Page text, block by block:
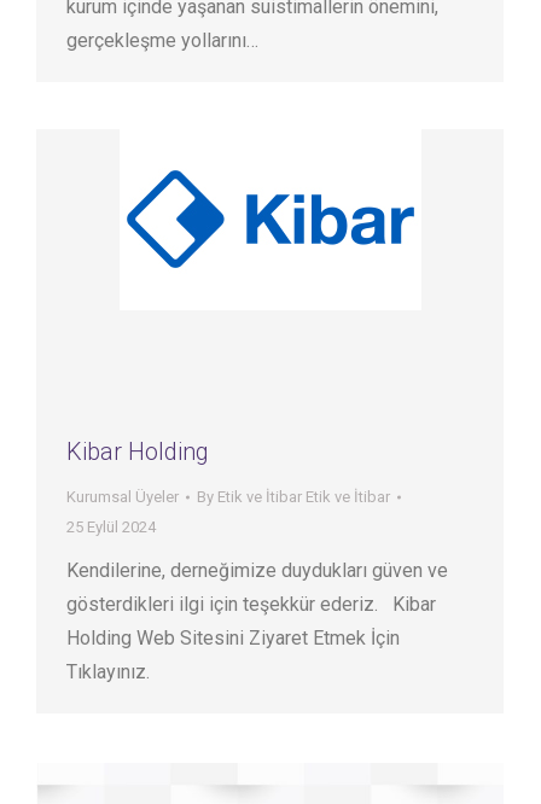
kurum içinde yaşanan suistimallerin önemini,
gerçekleşme yollarını…
Kibar Holding
Kurumsal Üyeler By Etik ve İtibar Etik ve İtibar
25 Eylül 2024
Kendilerine, derneğimize duydukları güven ve
gösterdikleri ilgi için teşekkür ederiz. Kibar
Holding Web Sitesini Ziyaret Etmek İçin
Tıklayınız.